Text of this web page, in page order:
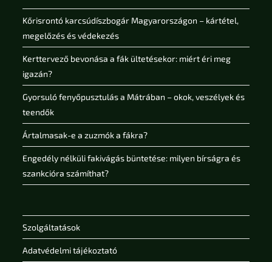
Kőrisrontó karcsúdíszbogár Magyarországon – kártétel,
megelőzés és védekezés
Kerttervező bevonása a fák ültetésekor: miért éri meg
igazán?
Gyorsuló fenyőpusztulás a Mátrában – okok, veszélyek és
teendők
Ártalmasak-e a zuzmók a fákra?
Engedély nélküli fakivágás büntetése: milyen bírságra és
szankcióra számíthat?
Szolgáltatások
Adatvédelmi tájékoztató